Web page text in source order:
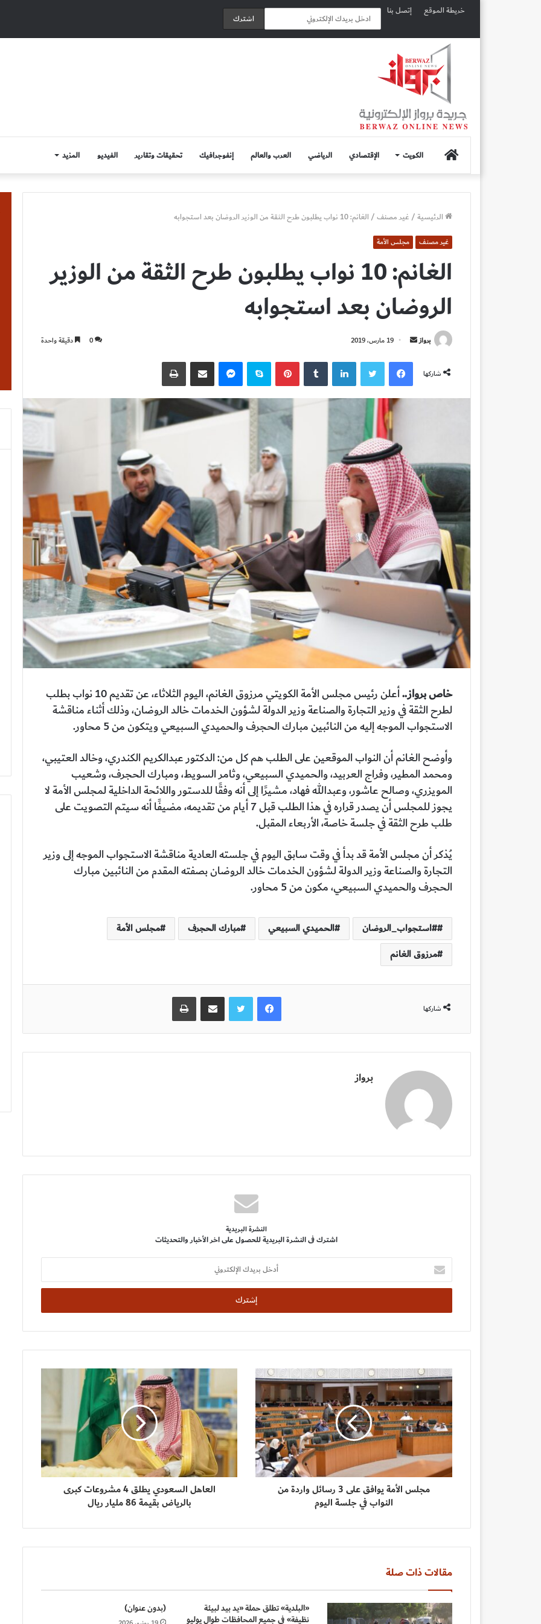
خريطة الموقع إتصل بنا
الصفحة
الرئيسية
الكويت الإقتصادي الرياضي العرب والعالم إنفوجرافيك تحقيقات وتقارير الفيديو المزيد
الرئيسية/غير مصنف/الغانم: 10 نواب يطلبون طرح الثقة من الوزير الروضان بعد استجوابه
غير مصنف مجلس الأمة
الغانم: 10 نواب يطلبون طرح الثقة من الوزير
الروضان بعد استجوابه
برواز
أرسل
إلكترونيا
19 مارس، 2019 0 دقيقة واحدة
شاركها
فيسبوكتويتر لينكدإن ‏Tumblr بينتيريستسكايب ماسنجر مشاركة عبر البريد طباعة
خاص برواز..
أعلن رئيس مجلس الأمة الكويتي مرزوق الغانم، اليوم الثلاثاء، عن تقديم 10 نواب بطلب
لطرح الثقة في وزير التجارة والصناعة وزير الدولة لشؤون الخدمات خالد الروضان، وذلك أثناء مناقشة
الاستجواب الموجه إليه من النائبين مبارك الحجرف والحميدي السبيعي ويتكون من 5 محاور.
وأوضح الغانم أن النواب الموقعين على الطلب هم كل من: الدكتور عبدالكريم الكندري، وخالد العتيبي،
ومحمد المطير، وفراج العربيد، والحميدي السبيعي، وثامر السويط، ومبارك الحجرف، وشعيب
المويزري، وصالح عاشور، وعبدالله فهاد، مشيرًا إلى أنه وفقًا للدستور واللائحة الداخلية لمجلس الأمة لا
يجوز للمجلس أن يصدر قراره في هذا الطلب قبل 7 أيام من تقديمه، مضيفًا أنه سيتم التصويت على
طلب طرح الثقة في جلسة خاصة، الأربعاء المقبل.
يُذكر أن مجلس الأمة قد بدأ في وقت سابق اليوم في جلسته العادية مناقشة الاستجواب الموجه إلى وزير
التجارة والصناعة وزير الدولة لشؤون الخدمات خالد الروضان بصفته المقدم من النائبين مبارك
الحجرف والحميدي السبيعي، مكون من 5 محاور.
#استجواب_الروضان الحميدي السبيعي مبارك الحجرف
مجلس الأمة
مرزوق الغانم
شاركها
فيسبوكتويتر مشاركة عبر البريد طباعة
برواز
النشرة البريدية
اشترك فى النشرة البريدية للحصول على اخر الأخبار والتحديثات
أدخل
بريدك
الإلكتروني
مجلس الأمة يوافق على 3 رسائل واردة من
النواب في جلسة اليوم
العاهل السعودي يطلق 4 مشروعات كبرى
بالرياض بقيمة 86 مليار ريال
مقالات ذات صلة
«البلدية» تطلق حملة «يد بيد لبيئة
نظيفة» في جميع المحافظات طوال يوليو
(بدون عنوان)